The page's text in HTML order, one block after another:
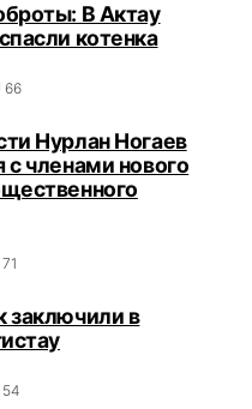
В Актау
котенка
66
Нурлан Ногаев
с членами нового
71
заключили в
54